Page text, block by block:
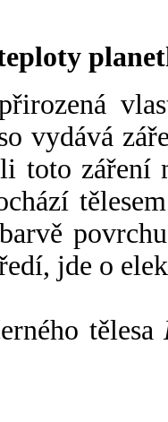
vydává
toto záření
jde o
tělesa